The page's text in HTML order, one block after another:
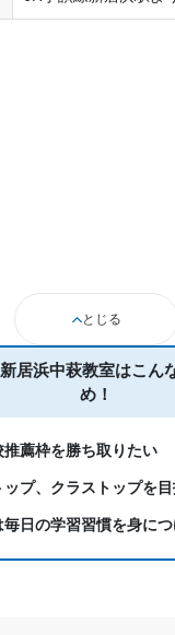
とじる
居浜中萩教室はこん
め！
推薦枠を勝ち取りたい
ップ、クラストップを
毎日の学習習慣を身に